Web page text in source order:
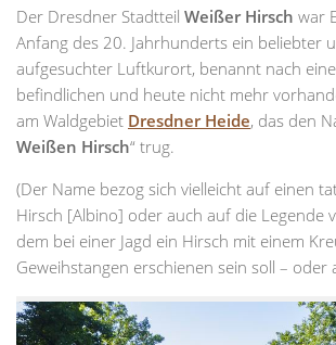
Der Dresdner Stadtteil Weißer Hirsch war
Anfang des 20. Jahrhunderts ein beliebter
aufgesuchter Luftkurort, benannt nach
befindlichen und heute nicht mehr
am Waldgebiet Dresdner Heide, das den
Weißen Hirsch“ trug.
(Der Name bezog sich vielleicht auf einen
Hirsch [Albino] oder auch auf die Legende
dem bei einer Jagd ein Hirsch mit einem
Geweihstangen erschienen sein soll – oder